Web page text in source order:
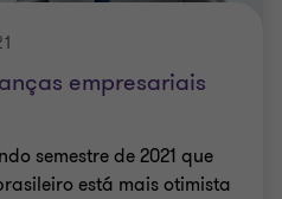
empresariais
semestre de 2021 que
está mais otimista